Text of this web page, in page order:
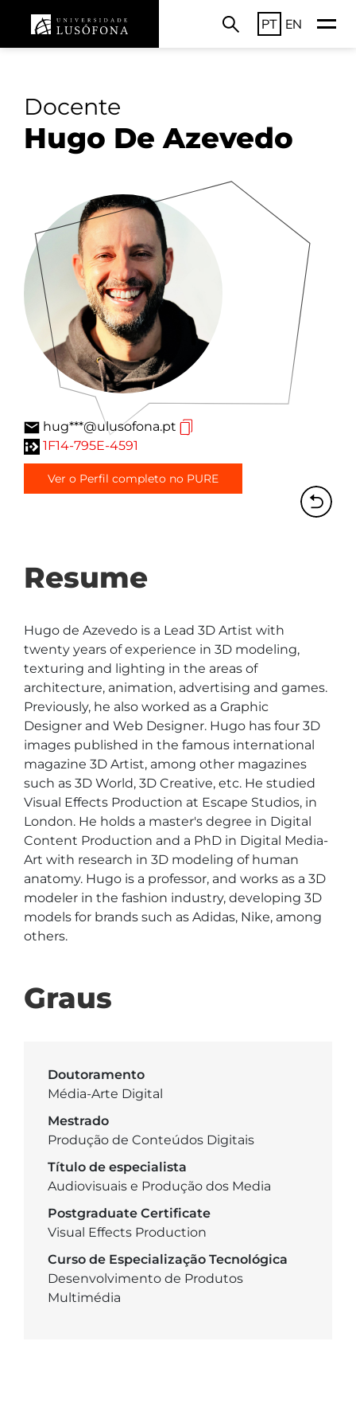
PT EN
Docente
Hugo De Azevedo
hug***@ulusofona.pt
1F14-795E-4591
Ver o Perfil completo no PURE
Resume
Hugo de Azevedo is a Lead 3D Artist with
twenty years of experience in 3D modeling,
texturing and lighting in the areas of
architecture, animation, advertising and games.
Previously, he also worked as a Graphic
Designer and Web Designer. Hugo has four 3D
images published in the famous international
magazine 3D Artist, among other magazines
such as 3D World, 3D Creative, etc. He studied
Visual Effects Production at Escape Studios, in
London. He holds a master's degree in Digital
Content Production and a PhD in Digital Media-
Art with research in 3D modeling of human
anatomy. Hugo is a professor, and works as a 3D
modeler in the fashion industry, developing 3D
models for brands such as Adidas, Nike, among
others.
Graus
Doutoramento
Média-Arte Digital
Mestrado
Produção de Conteúdos Digitais
Título de especialista
Audiovisuais e Produção dos Media
Postgraduate Certificate
Visual Effects Production
Curso de Especialização Tecnológica
Desenvolvimento de Produtos
Multimédia